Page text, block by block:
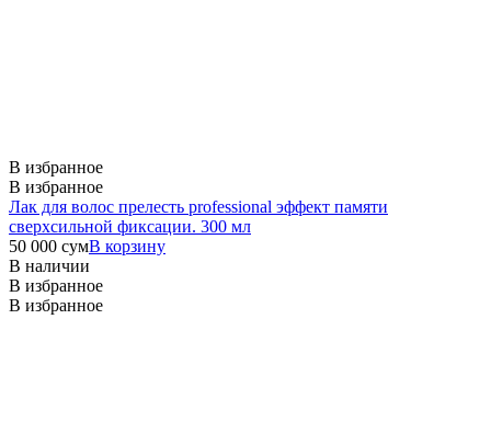
В избранное
В избранное
Лак для волос прелесть professional эффект памяти
сверхсильной фиксации. 300 мл
50 000 сумВ корзину
В наличии
В избранное
В избранное